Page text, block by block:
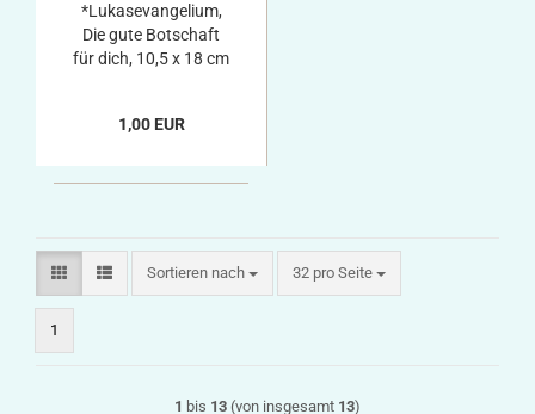
*Lukasevangelium,
Die gute Botschaft
für dich, 10,5 x 18 cm
1,00 EUR
Sortieren nach
Sortieren nach 32 pro Seite
pro Seite
1
1 bis 13 (von insgesamt 13)